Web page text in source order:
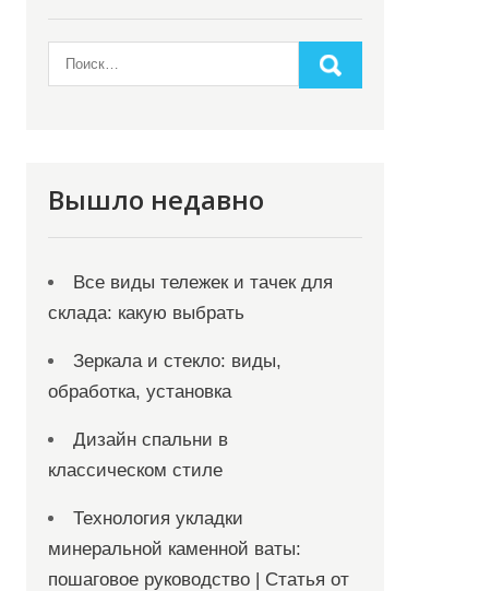
Вышло недавно
Все виды тележек и тачек для
склада: какую выбрать
Зеркала и стекло: виды,
обработка, установка
Дизайн спальни в
классическом стиле
Технология укладки
минеральной каменной ваты:
пошаговое руководство | Статья от